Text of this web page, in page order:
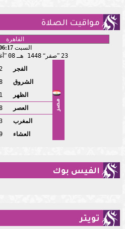
مواقيت الصلاة
السبت 06:17
23
صفر 1448 هـ 08
مصر
الفجر
الشروق
الظهر
العصر
المغرب
العشاء
الفيس بوك
تويتر